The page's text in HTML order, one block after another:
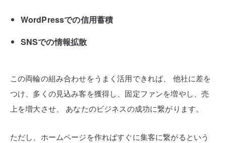
WordPressでの信用蓄積
SNSでの情報拡散
この両輪の組み合わせをうまく活用できれば、
他社に差を
つけ、多くの見込み客を獲得し、固定ファンを増やし、売
上を増大させ、
あなたのビジネスの成功に繋がります。
ただし、ホームページを作ればすぐに集客に繋がるという